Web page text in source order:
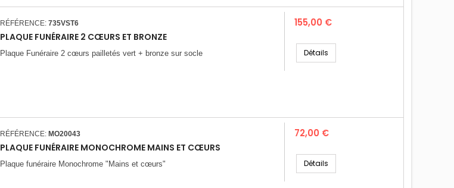
RÉFÉRENCE: 735VST6
PLAQUE FUNÉRAIRE 2 CŒURS ET BRONZE
Plaque Funéraire 2 cœurs pailletés vert + bronze sur socle
Prix
155,00 €
Détails
RÉFÉRENCE: MO20043
PLAQUE FUNÉRAIRE MONOCHROME MAINS ET CŒURS
Plaque funéraire Monochrome "Mains et cœurs"
Prix
72,00 €
Détails